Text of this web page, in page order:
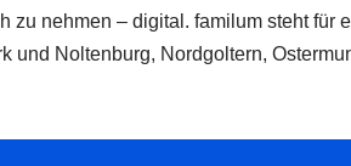
nehmen – digital. familum steht für
und Noltenburg, Nordgoltern,